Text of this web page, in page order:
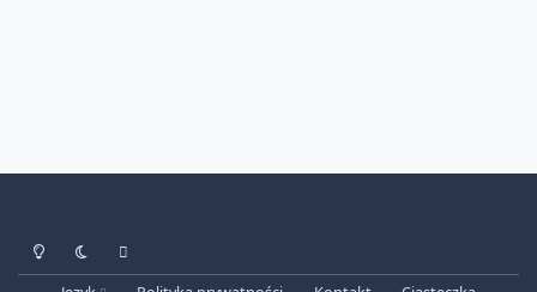
Tryb jasnyTryb ciemnyPreferencje systemowe